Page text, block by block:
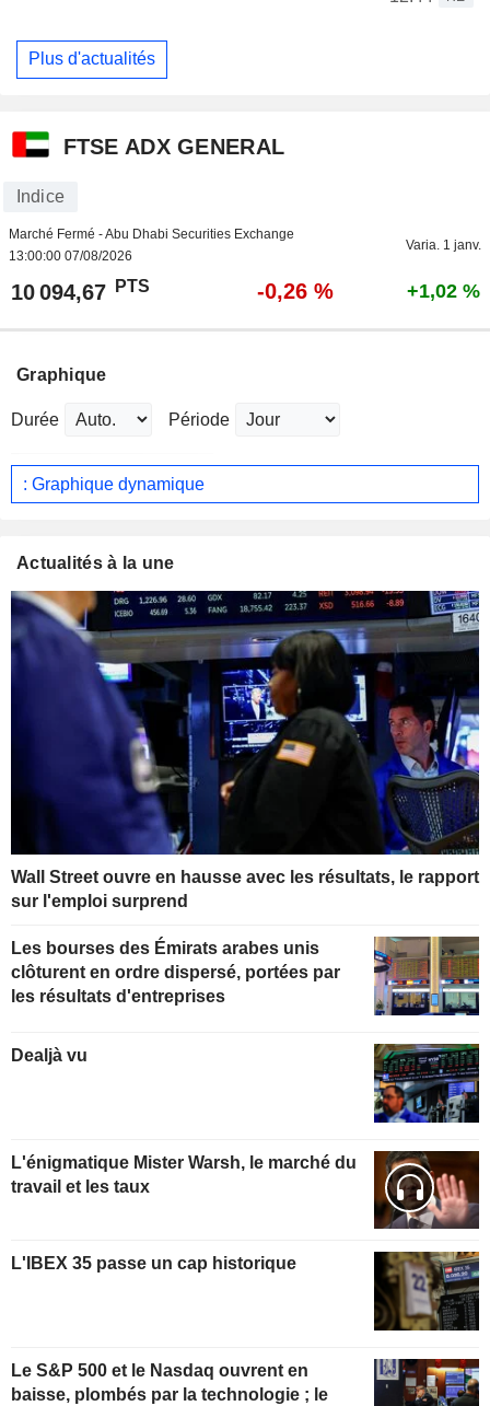
Plus d'actualités
FTSE ADX GENERAL
Indice
Marché Fermé - Abu Dhabi Securities Exchange
13:00:00 07/08/2026
Varia. 1 janv.
10 094,67 PTS -0,26 % +1,02 %
Graphique
Durée Période
: Graphique dynamique
Actualités à la une
Wall Street ouvre en hausse avec les résultats, le rapport
sur l'emploi surprend
Les bourses des Émirats arabes unis
clôturent en ordre dispersé, portées par
les résultats d'entreprises
Dealjà vu
L'énigmatique Mister Warsh, le marché du
travail et les taux
L'IBEX 35 passe un cap historique
Le S&P 500 et le Nasdaq ouvrent en
baisse, plombés par la technologie ; le